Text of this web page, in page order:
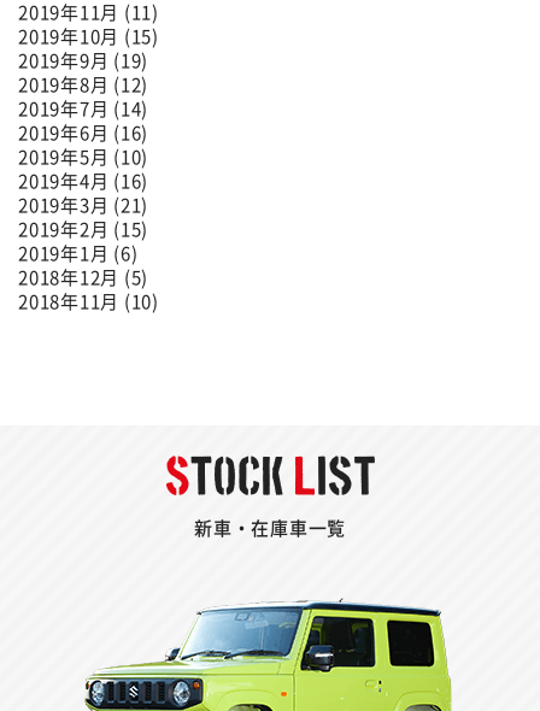
2019年11月 (11)
2019年10月 (15)
2019年9月 (19)
2019年8月 (12)
2019年7月 (14)
2019年6月 (16)
2019年5月 (10)
2019年4月 (16)
2019年3月 (21)
2019年2月 (15)
2019年1月 (6)
2018年12月 (5)
2018年11月 (10)
新車・在庫車一覧